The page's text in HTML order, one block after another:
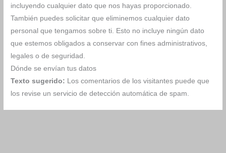
incluyendo cualquier dato que nos hayas proporcionado.
También puedes solicitar que eliminemos cualquier dato
personal que tengamos sobre ti. Esto no incluye ningún dato
que estemos obligados a conservar con fines administrativos,
legales o de seguridad.
Dónde se envían tus datos
Texto sugerido:
Los comentarios de los visitantes puede que
los revise un servicio de detección automática de spam.